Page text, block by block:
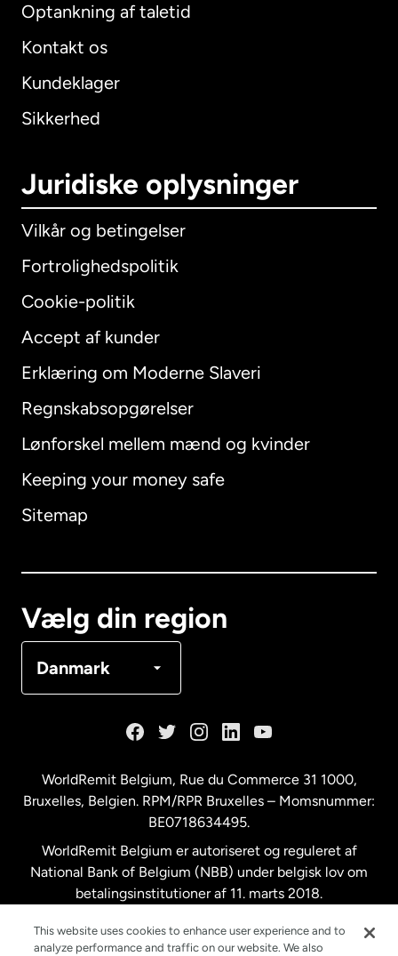
Optankning af taletid
Kontakt os
Kundeklager
Sikkerhed
Juridiske oplysninger
Vilkår og betingelser
Fortrolighedspolitik
Cookie-politik
Accept af kunder
Erklæring om Moderne Slaveri
Regnskabsopgørelser
Lønforskel mellem mænd og kvinder
Keeping your money safe
Sitemap
Vælg din region
Danmark
International English
Australien
Malaysia
New Zealand
Spanien
WorldRemit Belgium, Rue du Commerce 31 1000,
Bruxelles, Belgien. RPM/RPR Bruxelles – Momsnummer:
BE0718634495.
WorldRemit Belgium er autoriseret og reguleret af
National Bank of Belgium (NBB) under belgisk lov om
betalingsinstitutioner af 11. marts 2018.
This website uses cookies to enhance user experience and to
analyze performance and traffic on our website. We also